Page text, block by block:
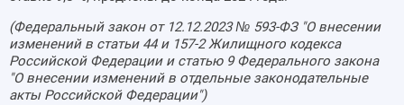
(Федеральный закон от 12.12.2023 № 593-ФЗ "О внесении
изменений в статьи 44 и 157-2 Жилищного кодекса
Российской Федерации и статью 9 Федерального закона
"О внесении изменений в отдельные законодательные
акты Российской Федерации")